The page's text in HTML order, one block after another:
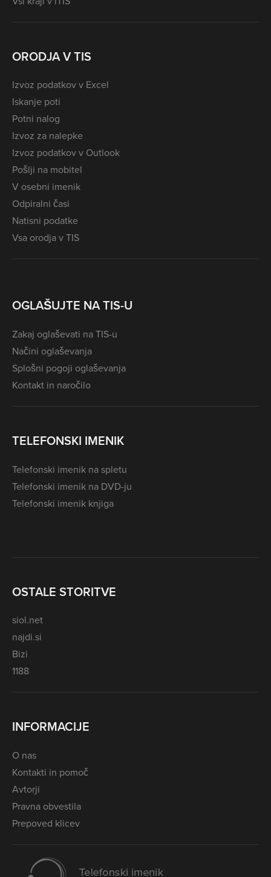
ORODJA V TIS
Izvoz podatkov v Excel
Iskanje poti
Potni nalog
Izvoz za nalepke
Izvoz podatkov v Outlook
Pošlji na mobitel
V osebni imenik
Odpiralni časi
Natisni podatke
Vsa orodja v TIS
OGLAŠUJTE NA TIS-U
Zakaj oglaševati na TIS-u
Načini oglaševanja
Splošni pogoji oglaševanja
Kontakt in naročilo
TELEFONSKI IMENIK
Telefonski imenik na spletu
Telefonski imenik na DVD-ju
Telefonski imenik knjiga
OSTALE STORITVE
siol.net
najdi.si
Bizi
1188
INFORMACIJE
O nas
Kontakti in pomoč
Avtorji
Pravna obvestila
Prepoved klicev